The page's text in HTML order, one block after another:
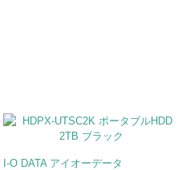
I-O DATA アイオーデータ